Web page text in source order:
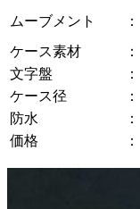
ムーブメント
：
ケース素材
：
文字盤
：
ケース径
：
防水
：
価格
：